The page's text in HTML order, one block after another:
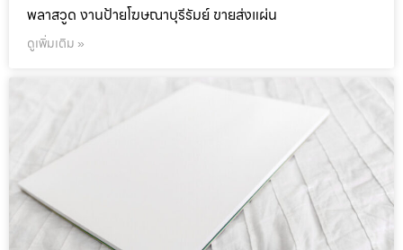
พลาสวูด งานป้ายโฆษณาบุรีรัมย์ ขายส่งแผ่น
ดูเพิ่มเติม »